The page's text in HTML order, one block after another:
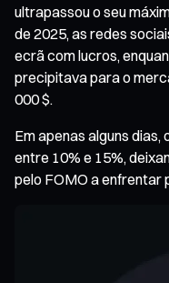
ultrapassou o seu
de 2025, as redes
ecrã com lucros,
precipitava para o
000 $.
Em apenas alguns
entre 10% e 15%,
pelo FOMO a enfrentar